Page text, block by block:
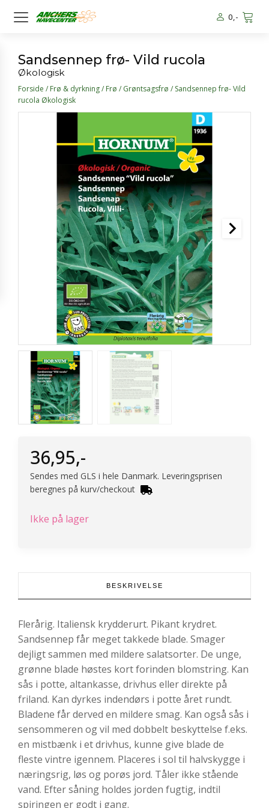
0,-
Forside / Frø & dyrkning/ Frø / Grøntsagsfrø / Sandsennep frø- Vild
rucola Økologisk
Sandsennep frø- Vild rucola
Økologisk
36,95,-
Sendes med GLS i hele Danmark. Leveringsprisen
beregnes på kurv/checkout
Ikke på lager
BESKRIVELSE
Flerårig. Italiensk krydderurt. Pikant krydret.
Sandsennep får meget takkede blade. Smager
dejligt sammen med mildere salatsorter. De unge,
grønne blade høstes kort forinden blomstring. Kan
sås i potte, altankasse, drivhus eller direkte på
friland. Kan dyrkes indendørs i potte året rundt.
Bladene får derved en mildere smag. Kan også sås i
sensommeren og vil med dobbelt beskyttelse f.eks.
en mistbænk i et drivhus, kunne give blade de
fleste vintre igennem. Placeres i sol til halvskygge i
næringsrig, løs og porøs jord. Tåler ikke stående
vand. Efter såning holdes jorden fugtig, indtil
spiringen er godt i gang.